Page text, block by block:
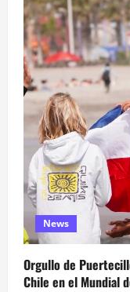
News
Orgullo de
Chile en el Mundial